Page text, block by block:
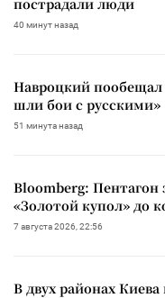
40 минут назад
Навроцкий
шли бои с русскими»
51 минута назад
Bloomberg:
«Золотой купол» до
7 августа 2026, 22:56
В двух районах